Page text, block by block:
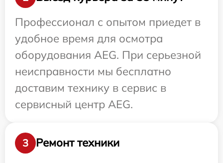
Профессионал с опытом приедет в
удобное время для осмотра
оборудования AEG. При серьезной
неисправности мы бесплатно
доставим технику в сервис в
сервисный центр AEG.
3
Ремонт техники